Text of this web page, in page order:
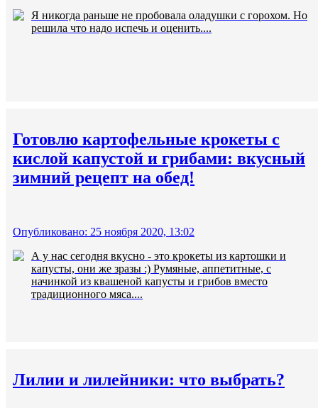
Я никогда раньше не пробовала оладушки с горохом. Но
решила что надо испечь и оценить....
Готовлю картофельные крокеты с
кислой капустой и грибами: вкусный
зимний рецепт на обед!
Опубликовано: 25 ноября 2020, 13:02
А у нас сегодня вкусно - это крокеты из картошки и
капусты, они же зразы :) Румяные, аппетитные, с
начинкой из квашеной капусты и грибов вместо
традиционного мяса....
Лилии и лилейники: что выбрать?